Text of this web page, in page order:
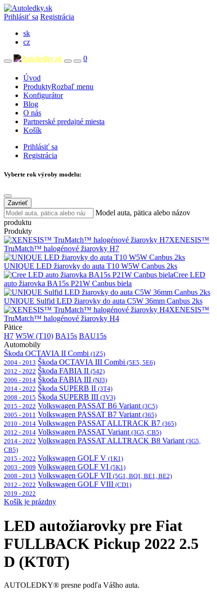
Prihlásiť sa Registrácia
sk
cz
0
Úvod
ProduktyRozbaľ menu
Konfigurátor
Blog
O nás
Partnerské predajné miesta
Košík
Prihlásiť sa
Registrácia
Vyberte rok výroby modelu:
Zavrieť
Model auta, pätica alebo názov
produktu
Produkty
XENESIS™
TruMatch™ halogénové žiarovky H7
UNIQUE LED žiarovky do auta T10 W5W Canbus 2ks
Cree LED
auto žiarovka BA15s P21W Canbus biela
UNIQUE Sulfid LED žiarovky do auta C5W 36mm Canbus 2ks
XENESIS™
TruMatch™ halogénové žiarovky H4
Pätice
H7 W5W (T10) BA15s BAU15s
Automobily
Škoda OCTAVIA II Combi (1Z5)
2004 - 2013 Škoda OCTAVIA III Combi (5E5, 5E6)
2012 - 2022 Škoda FABIA II (542)
2006 - 2014 Škoda FABIA III (NJ3)
2014 - 2022 Škoda SUPERB II (3T4)
2008 - 2015 Škoda SUPERB III (3V3)
2015 - 2022 Volkswagen PASSAT B6 Variant (3C5)
2005 - 2011 Volkswagen PASSAT B7 Variant (365)
2010 - 2014 Volkswagen PASSAT ALLTRACK B7 (365)
2012 - 2014 Volkswagen PASSAT Variant (3G5, CB5)
2014 - 2022 Volkswagen PASSAT ALLTRACK B8 Variant (3G5,
CB5)
2015 - 2022 Volkswagen GOLF V (1K1)
2003 - 2009 Volkswagen GOLF VI (5K1)
2008 - 2013 Volkswagen GOLF VII (5G1, BQ1, BE1, BE2)
2012 - 2022 Volkswagen GOLF VIII (CD1)
2019 - 2022
Košík je prázdny
LED autožiarovky pre Fiat
FULLBACK Pickup 2022 2.5
D (KT0T)
AUTOLEDKY® presne podľa Vášho auta.